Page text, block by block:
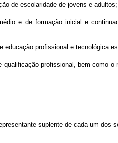
de escolaridade de jovens e adultos;
e de formação inicial e
educação profissional e tecnológica
profissional, bem como o
suplente de cada um dos